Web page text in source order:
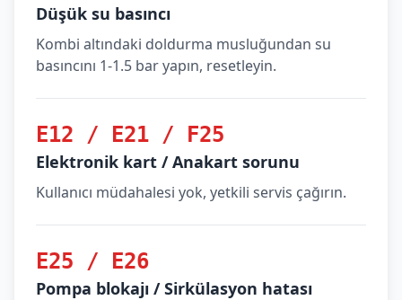
Düşük su basıncı
Kombi altındaki doldurma musluğundan su
basıncını 1-1.5 bar yapın, resetleyin.
E12 / E21 / F25
Elektronik kart / Anakart sorunu
Kullanıcı müdahalesi yok, yetkili servis çağırın.
E25 / E26
Pompa blokajı / Sirkülasyon hatası